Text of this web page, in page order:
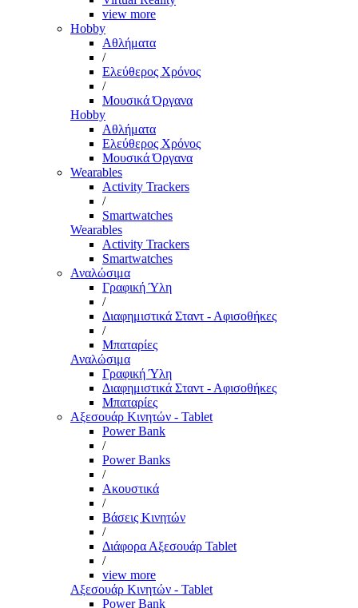
view more
Hobby
Αθλήματα
/
Ελεύθερος Χρόνος
/
Μουσικά Όργανα
Hobby
Αθλήματα
Ελεύθερος Χρόνος
Μουσικά Όργανα
Wearables
Activity Trackers
/
Smartwatches
Wearables
Activity Trackers
Smartwatches
Αναλώσιμα
Γραφική Ύλη
/
Διαφημιστικά Σταντ - Αφισοθήκες
/
Μπαταρίες
Αναλώσιμα
Γραφική Ύλη
Διαφημιστικά Σταντ - Αφισοθήκες
Μπαταρίες
Αξεσουάρ Κινητών - Tablet
Power Bank
/
Power Banks
/
Ακουστικά
/
Βάσεις Κινητών
/
Διάφορα Αξεσουάρ Tablet
/
view more
Αξεσουάρ Κινητών - Tablet
Power Bank